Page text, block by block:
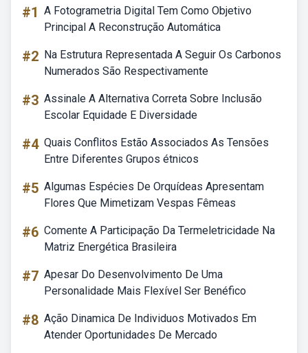
#1 A Fotogrametria Digital Tem Como Objetivo
Principal A Reconstrução Automática
#2 Na Estrutura Representada A Seguir Os Carbonos
Numerados São Respectivamente
#3 Assinale A Alternativa Correta Sobre Inclusão
Escolar Equidade E Diversidade
#4 Quais Conflitos Estão Associados As Tensões
Entre Diferentes Grupos étnicos
#5 Algumas Espécies De Orquídeas Apresentam
Flores Que Mimetizam Vespas Fêmeas
#6 Comente A Participação Da Termeletricidade Na
Matriz Energética Brasileira
#7 Apesar Do Desenvolvimento De Uma
Personalidade Mais Flexível Ser Benéfico
#8 Ação Dinamica De Individuos Motivados Em
Atender Oportunidades De Mercado